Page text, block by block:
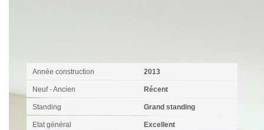
Année construction 2013
Neuf - Ancien Récent
Standing Grand standing
Etat général Excellent